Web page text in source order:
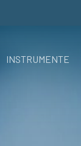
INSTRUMENTE